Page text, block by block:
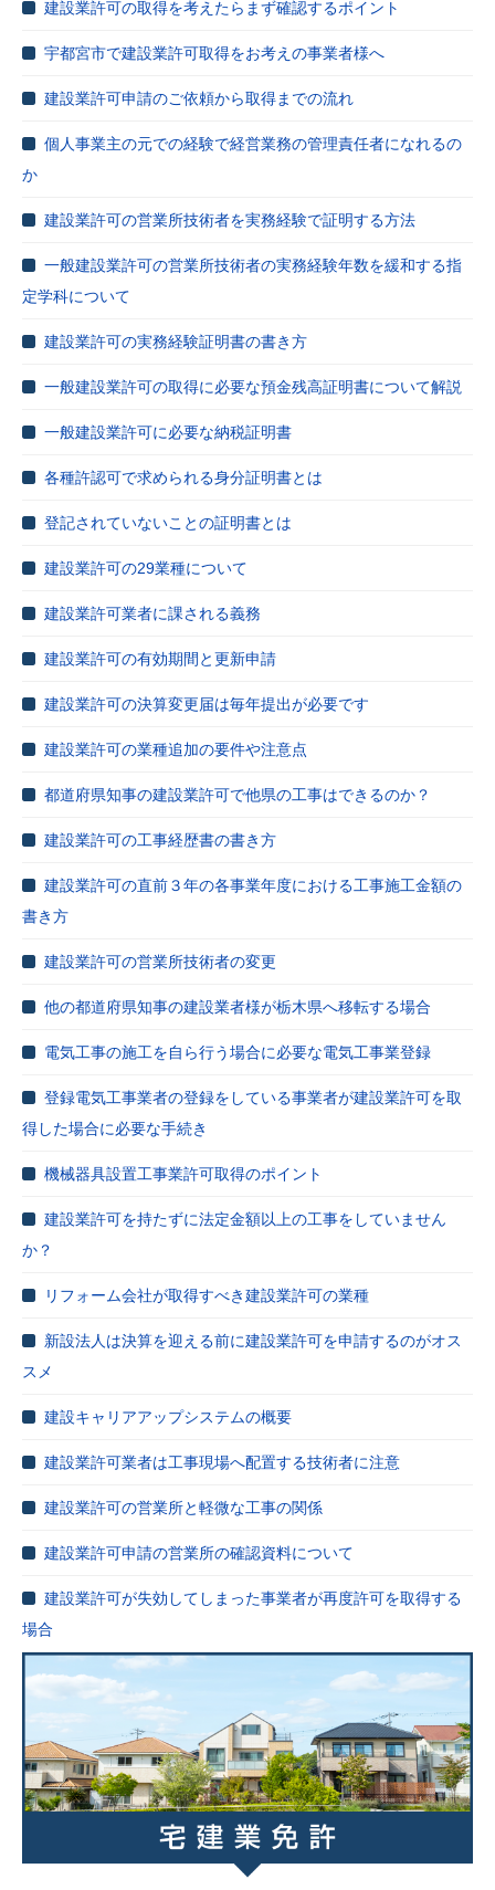
建設業許可の取得を考えたらまず確認するポイント
宇都宮市で建設業許可取得をお考えの事業者様へ
建設業許可申請のご依頼から取得までの流れ
個人事業主の元での経験で経営業務の管理責任者になれるの
か
建設業許可の営業所技術者を実務経験で証明する方法
一般建設業許可の営業所技術者の実務経験年数を緩和する指
定学科について
建設業許可の実務経験証明書の書き方
一般建設業許可の取得に必要な預金残高証明書について解説
一般建設業許可に必要な納税証明書
各種許認可で求められる身分証明書とは
登記されていないことの証明書とは
建設業許可の29業種について
建設業許可業者に課される義務
建設業許可の有効期間と更新申請
建設業許可の決算変更届は毎年提出が必要です
建設業許可の業種追加の要件や注意点
都道府県知事の建設業許可で他県の工事はできるのか？
建設業許可の工事経歴書の書き方
建設業許可の直前３年の各事業年度における工事施工金額の
書き方
建設業許可の営業所技術者の変更
他の都道府県知事の建設業者様が栃木県へ移転する場合
電気工事の施工を自ら行う場合に必要な電気工事業登録
登録電気工事業者の登録をしている事業者が建設業許可を取
得した場合に必要な手続き
機械器具設置工事業許可取得のポイント
建設業許可を持たずに法定金額以上の工事をしていません
か？
リフォーム会社が取得すべき建設業許可の業種
新設法人は決算を迎える前に建設業許可を申請するのがオス
スメ
建設キャリアアップシステムの概要
建設業許可業者は工事現場へ配置する技術者に注意
建設業許可の営業所と軽微な工事の関係
建設業許可申請の営業所の確認資料について
建設業許可が失効してしまった事業者が再度許可を取得する
場合